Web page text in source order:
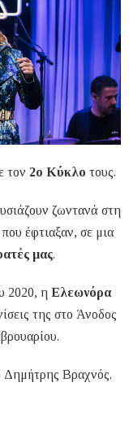
τον 2ο Κύκλο τους.
ζωντανά στη
έφτιαξαν, σε μια
μας.
2020, η Ελεωνόρα
της στο Άνοδος
Δημήτρης Βραχνός.